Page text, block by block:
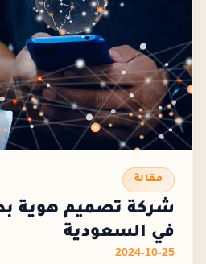
مقالة
شركة تصميم هوية
في السعودية
2024-10-25